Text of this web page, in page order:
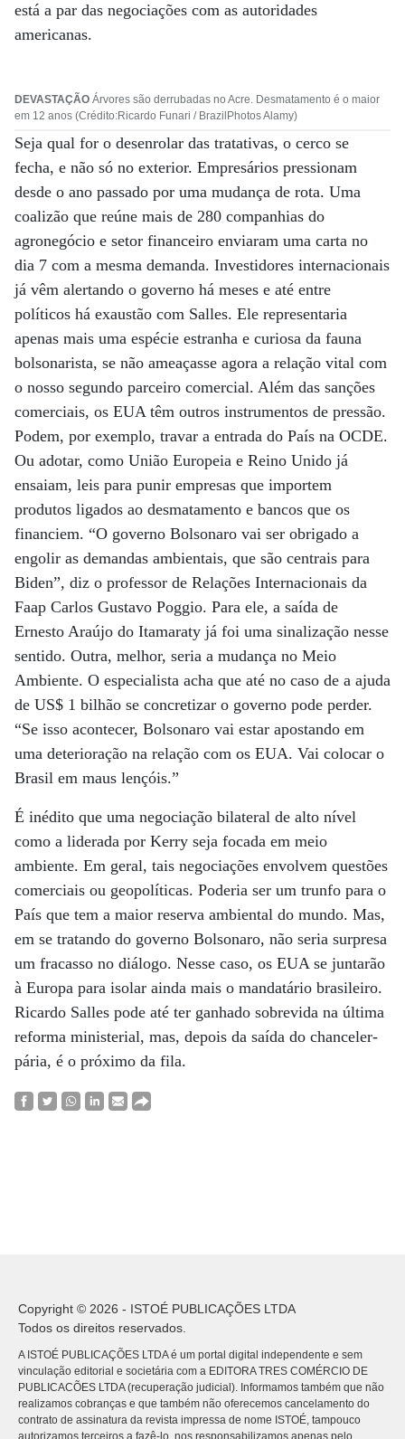
está a par das negociações com as autoridades
americanas.
DEVASTAÇÃO Árvores são derrubadas no Acre. Desmatamento é o maior
em 12 anos (Crédito:Ricardo Funari / BrazilPhotos Alamy)
Seja qual for o desenrolar das tratativas, o cerco se
fecha, e não só no exterior. Empresários pressionam
desde o ano passado por uma mudança de rota. Uma
coalizão que reúne mais de 280 companhias do
agronegócio e setor financeiro enviaram uma carta no
dia 7 com a mesma demanda. Investidores internacionais
já vêm alertando o governo há meses e até entre
políticos há exaustão com Salles. Ele representaria
apenas mais uma espécie estranha e curiosa da fauna
bolsonarista, se não ameaçasse agora a relação vital com
o nosso segundo parceiro comercial. Além das sanções
comerciais, os EUA têm outros instrumentos de pressão.
Podem, por exemplo, travar a entrada do País na OCDE.
Ou adotar, como União Europeia e Reino Unido já
ensaiam, leis para punir empresas que importem
produtos ligados ao desmatamento e bancos que os
financiem. “O governo Bolsonaro vai ser obrigado a
engolir as demandas ambientais, que são centrais para
Biden”, diz o professor de Relações Internacionais da
Faap Carlos Gustavo Poggio. Para ele, a saída de
Ernesto Araújo do Itamaraty já foi uma sinalização nesse
sentido. Outra, melhor, seria a mudança no Meio
Ambiente. O especialista acha que até no caso de a ajuda
de US$ 1 bilhão se concretizar o governo pode perder.
“Se isso acontecer, Bolsonaro vai estar apostando em
uma deterioração na relação com os EUA. Vai colocar o
Brasil em maus lençóis.”
É inédito que uma negociação bilateral de alto nível
como a liderada por Kerry seja focada em meio
ambiente. Em geral, tais negociações envolvem questões
comerciais ou geopolíticas. Poderia ser um trunfo para o
País que tem a maior reserva ambiental do mundo. Mas,
em se tratando do governo Bolsonaro, não seria surpresa
um fracasso no diálogo. Nesse caso, os EUA se juntarão
à Europa para isolar ainda mais o mandatário brasileiro.
Ricardo Salles pode até ter ganhado sobrevida na última
reforma ministerial, mas, depois da saída do chanceler-
pária, é o próximo da fila.
Copyright © 2026 - ISTOÉ PUBLICAÇÕES LTDA
Todos os direitos reservados.
A ISTOÉ PUBLICAÇÕES LTDA é um portal digital independente e sem
vinculação editorial e societária com a EDITORA TRES COMÉRCIO DE
PUBLICACÕES LTDA (recuperação judicial). Informamos também que não
realizamos cobranças e que também não oferecemos cancelamento do
contrato de assinatura da revista impressa de nome ISTOÉ, tampouco
autorizamos terceiros a fazê-lo, nos responsabilizamos apenas pelo